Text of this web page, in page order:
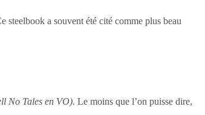
steelbook a souvent été cité comme plus beau
No Tales en VO). Le moins que l’on puisse dire,